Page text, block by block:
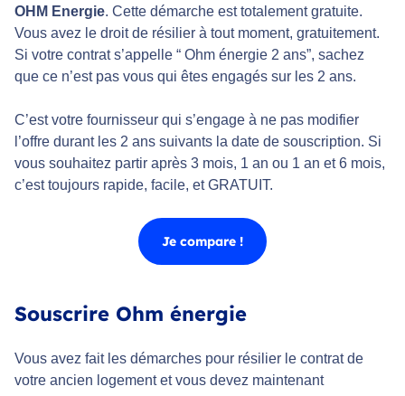
OHM Energie. Cette démarche est totalement gratuite.
Vous avez le droit de résilier à tout moment, gratuitement.
Si votre contrat s’appelle “ Ohm énergie 2 ans”, sachez
que ce n’est pas vous qui êtes engagés sur les 2 ans.
C’est votre fournisseur qui s’engage à ne pas modifier
l’offre durant les 2 ans suivants la date de souscription. Si
vous souhaitez partir après 3 mois, 1 an ou 1 an et 6 mois,
c’est toujours rapide, facile, et GRATUIT.
Je compare !
Souscrire Ohm énergie
Vous avez fait les démarches pour résilier le contrat de
votre ancien logement et vous devez maintenant